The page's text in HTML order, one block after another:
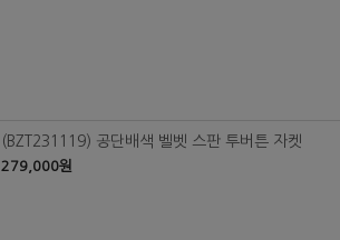
(BZT231119) 공단배색 벨벳 스판 투버튼 자켓
279,000원